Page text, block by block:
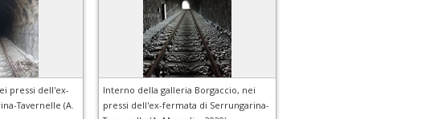
pressi dell'ex-
Tavernelle (A.
Interno della galleria Borgaccio, nei
pressi dell'ex-fermata di Serrungarina-